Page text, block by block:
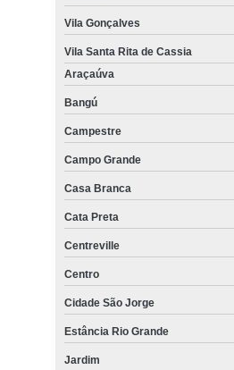
Vila Gonçalves
Vila Santa Rita de Cassia
Araçaúva
Bangú
Campestre
Campo Grande
Casa Branca
Cata Preta
Centreville
Centro
Cidade São Jorge
Estância Rio Grande
Jardim